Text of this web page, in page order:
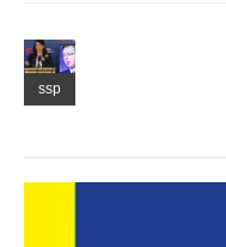
ssp